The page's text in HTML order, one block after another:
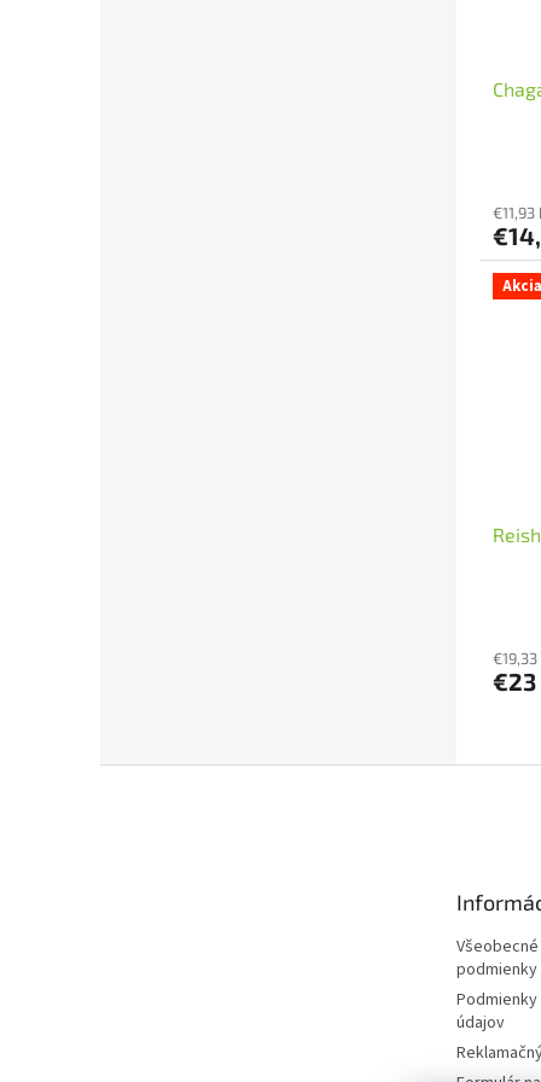
€11,93
Akcia
€23
podmienky
údajov